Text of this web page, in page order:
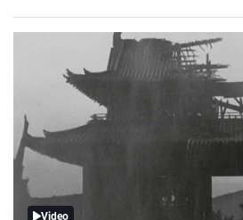
Video